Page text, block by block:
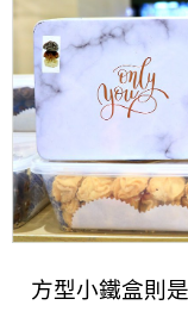
方型小鐵盒則